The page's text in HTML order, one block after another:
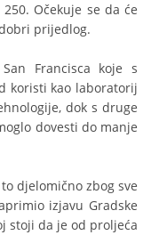
Očekuje se da će
prijedlog.
Francisca koje s
koristi kao laboratorij
dok s druge
dovesti do manje
djelomično zbog sve
izjavu Gradske
stoji da je od proljeća